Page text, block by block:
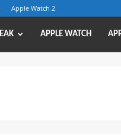
Apple Watch 2
APPLE WATCH